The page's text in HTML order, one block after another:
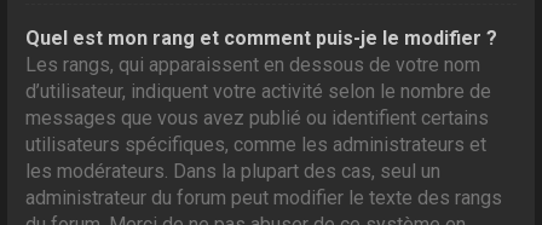
Quel est mon rang et comment puis-je le modifier ?
Les rangs, qui apparaissent en dessous de votre nom
d’utilisateur, indiquent votre activité selon le nombre de
messages que vous avez publié ou identifient certains
utilisateurs spécifiques, comme les administrateurs et
les modérateurs. Dans la plupart des cas, seul un
administrateur du forum peut modifier le texte des rangs